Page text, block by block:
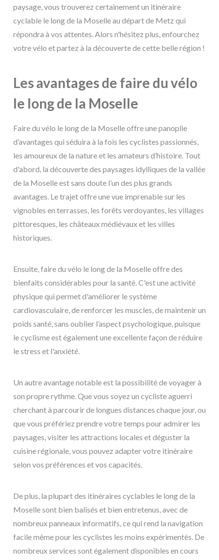
paysage, vous trouverez certainement un itinéraire
cyclable le long de la Moselle au départ de Metz qui
répondra à vos attentes. Alors n'hésitez plus, enfourchez
votre vélo et partez à la découverte de cette belle région !
Les avantages de faire du vélo
le long de la Moselle
Faire du vélo le long de la Moselle offre une panoplie
d’avantages qui séduira à la fois les cyclistes passionnés,
les amoureux de la nature et les amateurs d’histoire. Tout
d'abord, la découverte des paysages idylliques de la vallée
de la Moselle est sans doute l’un des plus grands
avantages. Le trajet offre une vue imprenable sur les
vignobles en terrasses, les forêts verdoyantes, les villages
pittoresques, les châteaux médiévaux et les villes
historiques.
Ensuite, faire du vélo le long de la Moselle offre des
bienfaits considérables pour la santé. C'est une activité
physique qui permet d'améliorer le système
cardiovasculaire, de renforcer les muscles, de maintenir un
poids santé, sans oublier l’aspect psychologique, puisque
le cyclisme est également une excellente façon de réduire
le stress et l'anxiété.
Un autre avantage notable est la possibilité de voyager à
son propre rythme. Que vous soyez un cycliste aguerri
cherchant à parcourir de longues distances chaque jour, ou
que vous préfériez prendre votre temps pour admirer les
paysages, visiter les attractions locales et déguster la
cuisine régionale, vous pouvez adapter votre itinéraire
selon vos préférences et vos capacités.
De plus, la plupart des itinéraires cyclables le long de la
Moselle sont bien balisés et bien entretenus, avec de
nombreux panneaux informatifs, ce qui rend la navigation
facile même pour les cyclistes les moins expérimentés. De
nombreux services sont également disponibles en cours